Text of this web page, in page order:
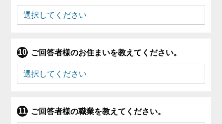
ご回答者様のお住まいを教えてください。
ご回答者様の職業を教えてください。